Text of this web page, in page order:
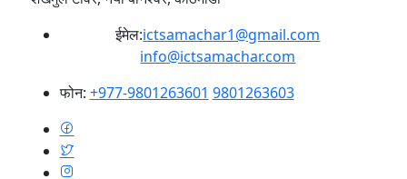
ईमेल:ictsamachar1@gmail.com
info@ictsamachar.com
फोन: +977-9801263601 9801263603